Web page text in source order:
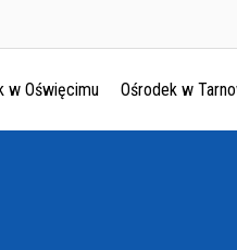
w Oświęcimu Ośrodek w